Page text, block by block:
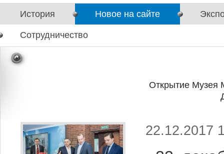
История Новое на сайте
Сотрудничество
Открытие Музея
22.12.2017